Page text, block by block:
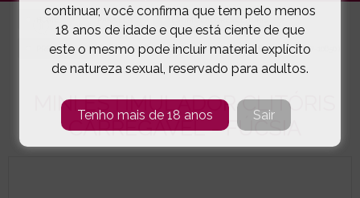
ESTIMULADORES CLITÓRIS
PRETTY LOVE MINI ESTIMULADOR CLITÓRIS CARREGÁVEL - FÚCSIA( 77-10650 )
MINI ESTIMULADOR CLITÓRIS
CARREGÁVEL - FÚCSIA
continuar, você confirma que tem pelo menos
18 anos de idade e que está ciente de que
este o mesmo pode incluir material explícito
de natureza sexual, reservado para adultos.
Tenho mais de 18 anos Sair